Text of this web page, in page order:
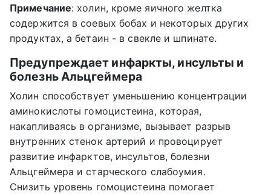
Примечание: холин, кроме яичного желтка
содержится в соевых бобах и некоторых других
продуктах, а бетаин - в свекле и шпинате.
Предупреждает инфаркты, инсульты и
болезнь Альцгеймера
Холин способствует уменьшению концентрации
аминокислоты гомоцистеина, которая,
накапливаясь в организме, вызывает разрыв
внутренних стенок артерий и провоцирует
развитие инфарктов, инсультов, болезни
Альцгеймера и старческого слабоумия.
Снизить уровень гомоцистеина помогает